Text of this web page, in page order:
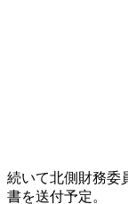
続いて北側財務委
書を送付予定。